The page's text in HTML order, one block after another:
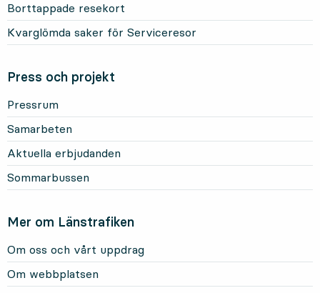
Borttappade resekort
Kvarglömda saker för Serviceresor
Press och projekt
Pressrum
Samarbeten
Aktuella erbjudanden
Sommarbussen
Mer om Länstrafiken
Om oss och vårt uppdrag
Om webbplatsen